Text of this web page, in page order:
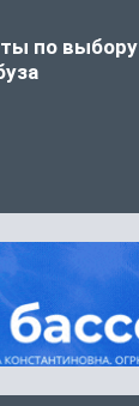
по выбору